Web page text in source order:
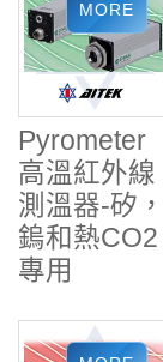
Pyrometer
高溫紅外線
測溫器-矽，
鎢和熱CO2
專用